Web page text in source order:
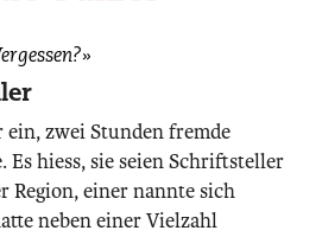
zwei Stunden fremde
Es hiess, sie seien Schriftsteller
Region, einer nannte sich
neben einer Vielzahl